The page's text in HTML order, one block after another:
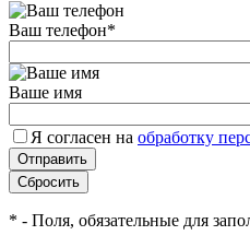
Ваш телефон*
Ваше имя
Я согласен на обработку
* - Поля, обязательные для